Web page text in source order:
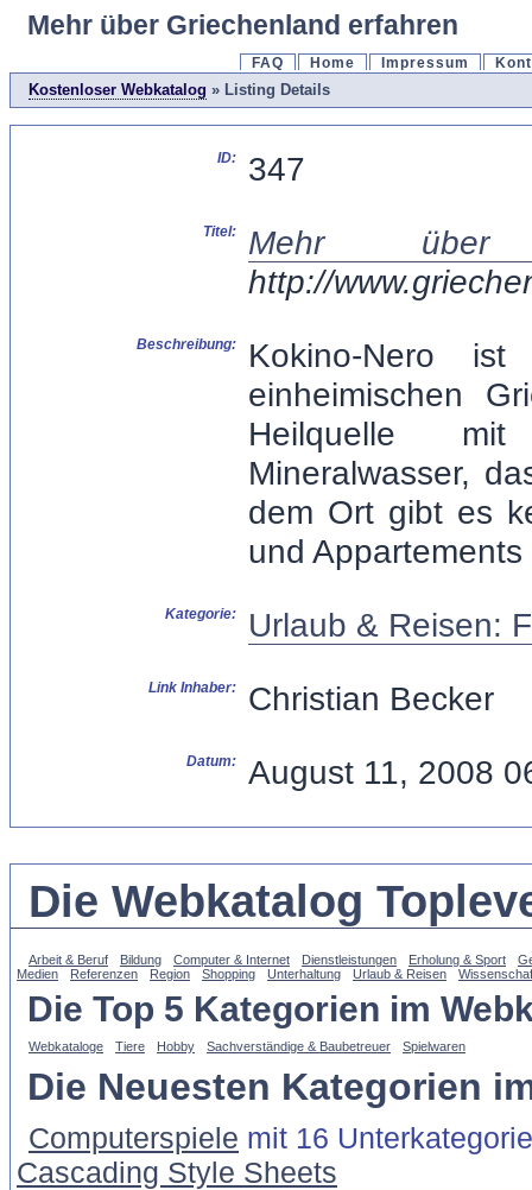
Mehr über Griechenland erfahren
FAQ Home Impressum
Kostenloser Webkatalog » Listing Details
ID: 347
Titel:
Mehr über
http://
Beschreibung:
Kokino-Nero
einheimischen
Heilquelle
Mineralwasser,
dem Ort gibt es
und
Kategorie: Urlaub & Reisen:
Link Inhaber: Christian Becker
Datum: August 11, 2008
Die Webkatalog
Arbeit & Beruf Bildung Computer & Internet Dienstleistungen Erholung & Sport
Medien
Referenzen Region Shopping Unterhaltung Urlaub & Reisen
Die Top 5 Kategorien im
Webkataloge Tiere Hobby Sachverständige & Baubetreuer Spielwaren
Die Neuesten Kategorien
Computerspiele mit 16
Cascading Style Sheets